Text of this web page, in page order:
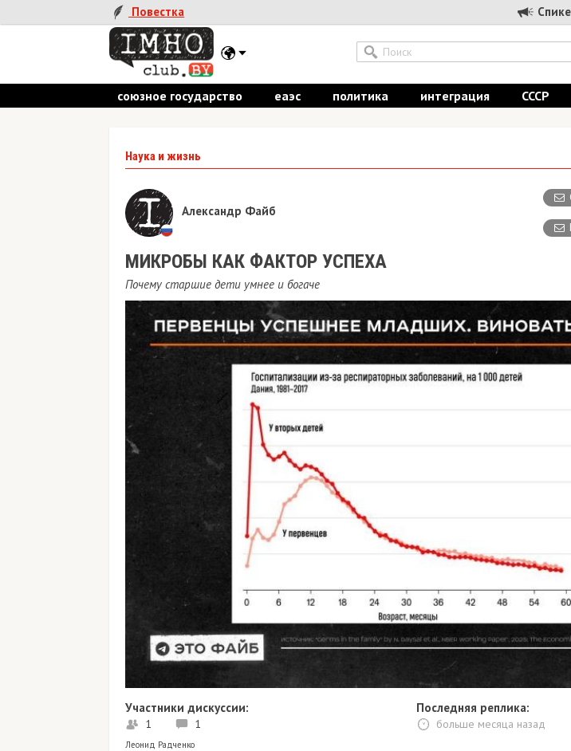
Повестка
союзное государство еаэс политика интеграция СССР
Наука и жизнь
Александр Файб
МИКРОБЫ КАК ФАКТОР УСПЕХА
Почему старшие дети умнее и богаче
Участники дискуссии:
1 1
Последняя реплика:
больше месяца назад
Леонид Радченко